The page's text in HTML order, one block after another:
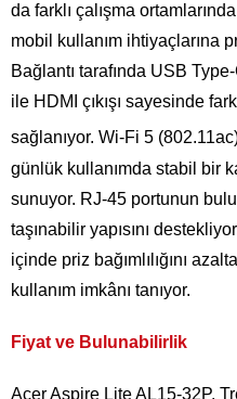
da farklı çalışma
mobil kullanım ihtiyaçlarına
Bağlantı tarafında USB
ile HDMI çıkışı sayesinde
sağlanıyor. Wi-Fi 5
günlük kullanımda stabil bir
sunuyor. RJ-45 portunun
taşınabilir yapısını
içinde priz bağımlılığını
kullanım imkânı tanıyor.
Fiyat ve Bulunabilirlik
Acer Aspire Lite AL15-32P,